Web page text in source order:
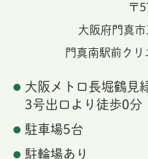
〒
大阪府門真
門真南駅前ク
大阪メトロ長堀鶴見
3号出口より徒歩0分
駐車場5台
駐輪場あり